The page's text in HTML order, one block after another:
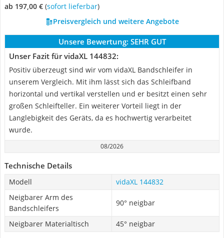
ab 197,00 € ( Sofort lieferbar)
Preisvergleich und weitere Angebote
Unsere Bewertung: SEHR GUT
Unser Fazit für vidaXL 144832:
Positiv überzeugt sind wir vom vidaXL Bandschleifer in
unserem Vergleich. Mit ihm lässt sich das Schleifband
horizontal und vertikal verstellen und er besitzt einen sehr
großen Schleifteller. Ein weiterer Vorteil liegt in der
Langlebigkeit des Geräts, da es hochwertig verarbeitet
wurde.
08/2026
Technische Details
Modell
vidaXL 144832
Neigbarer Arm des
Bandschleifers
90° neigbar
Neigbarer Materialtisch 45° neigbar